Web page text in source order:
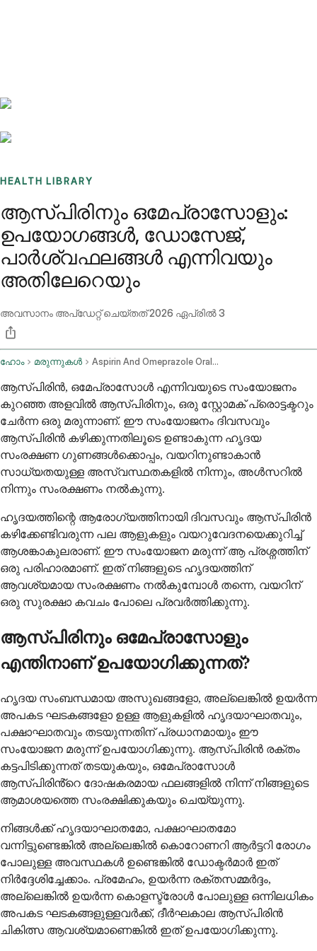
HEALTH LIBRARY
ആസ്പിരിനും ഒമേപ്രാസോളും:
ഉപയോഗങ്ങൾ, ഡോസേജ്,
പാർശ്വഫലങ്ങൾ എന്നിവയും
അതിലേറെയും
അവസാനം അപ്ഡേറ്റ് ചെയ്തത്2026 ഏപ്രിൽ 3
ഹോം മരുന്നുകൾ Aspirin And Omeprazole Oral Route
ആസ്പിരിൻ, ഒമേപ്രാസോൾ എന്നിവയുടെ സംയോജനം
കുറഞ്ഞ അളവിൽ ആസ്പിരിനും, ഒരു സ്റ്റോമക് പ്രൊട്ടക്ടറും
ചേർന്ന ഒരു മരുന്നാണ്. ഈ സംയോജനം ദിവസവും
ആസ്പിരിൻ കഴിക്കുന്നതിലൂടെ ഉണ്ടാകുന്ന ഹൃദയ
സംരക്ഷണ ഗുണങ്ങൾക്കൊപ്പം, വയറിനുണ്ടാകാൻ
സാധ്യതയുള്ള അസ്വസ്ഥതകളിൽ നിന്നും, അൾസറിൽ
നിന്നും സംരക്ഷണം നൽകുന്നു.
ഹൃദയത്തിന്റെ ആരോഗ്യത്തിനായി ദിവസവും ആസ്പിരിൻ
കഴിക്കേണ്ടിവരുന്ന പല ആളുകളും വയറുവേദനയെക്കുറിച്ച്
ആശങ്കാകുലരാണ്. ഈ സംയോജന മരുന്ന് ആ പ്രശ്നത്തിന്
ഒരു പരിഹാരമാണ്. ഇത് നിങ്ങളുടെ ഹൃദയത്തിന്
ആവശ്യമായ സംരക്ഷണം നൽകുമ്പോൾ തന്നെ, വയറിന്
ഒരു സുരക്ഷാ കവചം പോലെ പ്രവർത്തിക്കുന്നു.
ആസ്പിരിനും ഒമേപ്രാസോളും
എന്തിനാണ് ഉപയോഗിക്കുന്നത്?
ഹൃദയ സംബന്ധമായ അസുഖങ്ങളോ, അല്ലെങ്കിൽ ഉയർന്ന
അപകട ഘടകങ്ങളോ ഉള്ള ആളുകളിൽ ഹൃദയാഘാതവും,
പക്ഷാഘാതവും തടയുന്നതിന് പ്രധാനമായും ഈ
സംയോജന മരുന്ന് ഉപയോഗിക്കുന്നു. ആസ്പിരിൻ രക്തം
കട്ടപിടിക്കുന്നത് തടയുകയും, ഒമേപ്രാസോൾ
ആസ്പിരിൻ്റെ ദോഷകരമായ ഫലങ്ങളിൽ നിന്ന് നിങ്ങളുടെ
ആമാശയത്തെ സംരക്ഷിക്കുകയും ചെയ്യുന്നു.
നിങ്ങൾക്ക് ഹൃദയാഘാതമോ, പക്ഷാഘാതമോ
വന്നിട്ടുണ്ടെങ്കിൽ അല്ലെങ്കിൽ കൊറോണറി ആർട്ടറി രോഗം
പോലുള്ള അവസ്ഥകൾ ഉണ്ടെങ്കിൽ ഡോക്ടർമാർ ഇത്
നിർദ്ദേശിച്ചേക്കാം. പ്രമേഹം, ഉയർന്ന രക്തസമ്മർദ്ദം,
അല്ലെങ്കിൽ ഉയർന്ന കൊളസ്ട്രോൾ പോലുള്ള ഒന്നിലധികം
അപകട ഘടകങ്ങളുള്ളവർക്ക്, ദീർഘകാല ആസ്പിരിൻ
ചികിത്സ ആവശ്യമാണെങ്കിൽ ഇത് ഉപയോഗിക്കുന്നു.